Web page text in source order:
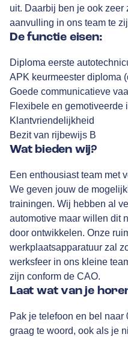
uit. Daarbij ben je ook zeer
aanvulling in ons team te
De functie eisen:
Diploma eerste
APK keurmeester diploma
Goede communicatieve
Flexibele en gemotiveerde
Klantvriendelijkheid
Bezit van rijbewijs B
Wat bieden wij?
Een enthousiast team met
We geven jouw de
trainingen. Wij hebben al
automotive maar willen dit
door ontwikkelen. Onze
werkplaatsapparatuur zal
werksfeer in ons kleine
zijn conform de CAO.
Laat wat van je
Pak je telefoon en bel naar
graag te woord, ook als je